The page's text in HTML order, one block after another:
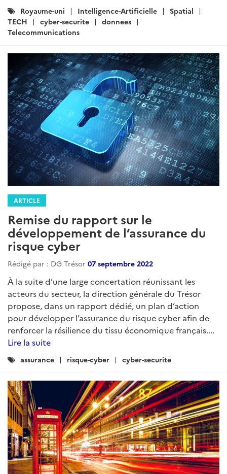
Catégories
:
Royaume-uni Intelligence-Artificielle
Spatial
TECH
cyber-securite
donnees
Telecommunications
ARTICLE
Remise du rapport sur le
développement de l’assurance du
risque cyber
Rédigé par : DG Trésor 07 septembre 2022
À la suite d’une large concertation réunissant les
acteurs du secteur, la direction générale du Trésor
propose, dans un rapport dédié, un plan d’action
pour développer l’assurance du risque cyber afin de
renforcer la résilience du tissu économique français....
Lire la suite
Catégories
assurance risque-cyber cyber-securite